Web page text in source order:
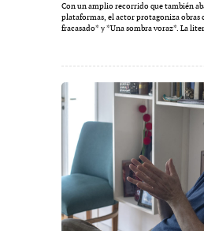
Con un amplio recorrido que también
plataformas, el actor protagoniza obras
fracasado* y *Una sombra voraz*. La